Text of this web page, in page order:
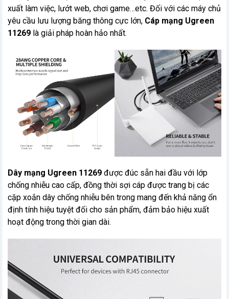
xuất làm việc, lướt web, chơi game…etc. Đối với các máy chủ
yêu cầu lưu lượng băng thông cực lớn, Cáp mạng Ugreen
11269 là giải pháp hoàn hảo nhất.
Dây mạng Ugreen 11269 được đúc sẵn hai đầu với lớp
chống nhiễu cao cấp, đồng thời sợi cáp được trang bị các
cặp xoắn dây chống nhiễu bên trong mang đến khả năng ổn
định tính hiệu tuyệt đối cho sản phẩm, đảm bảo hiệu xuất
hoạt động trong thời gian dài.